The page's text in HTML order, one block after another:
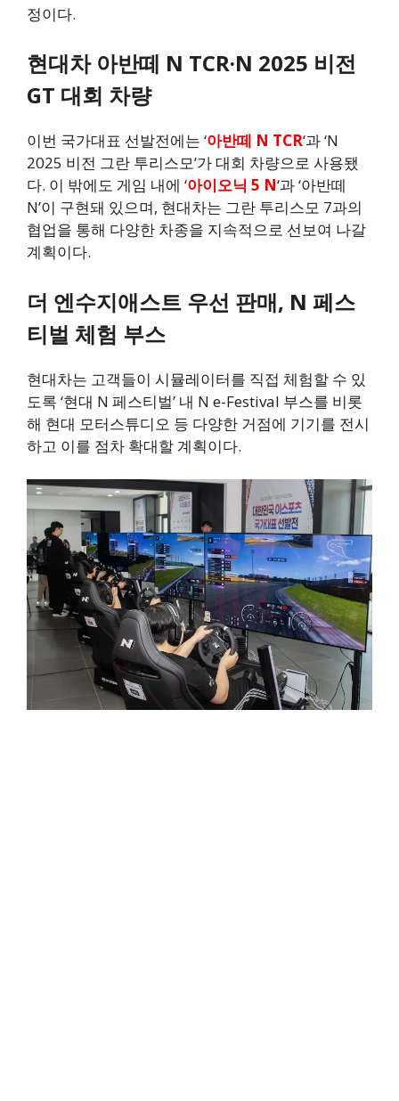
정이다.
현대차 아반떼 N TCR·N 2025 비전
GT 대회 차량
이번 국가대표 선발전에는 ‘아반떼 N TCR‘과 ‘N
2025 비전 그란 투리스모’가 대회 차량으로 사용됐
다. 이 밖에도 게임 내에 ‘아이오닉 5 N‘과 ‘아반떼
N’이 구현돼 있으며, 현대차는 그란 투리스모 7과의
협업을 통해 다양한 차종을 지속적으로 선보여 나갈
계획이다.
더 엔수지애스트 우선 판매, N 페스
티벌 체험 부스
현대차는 고객들이 시뮬레이터를 직접 체험할 수 있
도록 ‘현대 N 페스티벌’ 내 N e-Festival 부스를 비롯
해 현대 모터스튜디오 등 다양한 거점에 기기를 전시
하고 이를 점차 확대할 계획이다.